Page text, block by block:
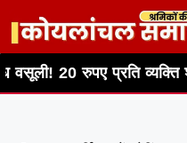
content
प्रति व्यक्ति शुल्क से जेब